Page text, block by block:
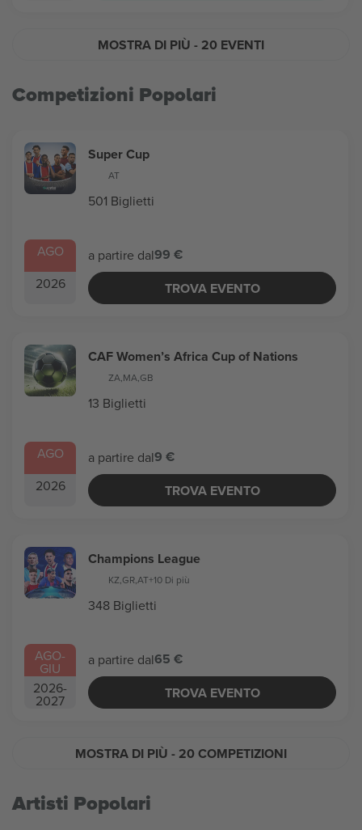
MOSTRA DI PIÙ - 20 EVENTI
Competizioni Popolari
AGO
2026
Super Cup
AT
501 Biglietti
a partire dal99 €
TROVA EVENTO
AGO
2026
CAF Women’s Africa Cup of Nations
ZA,MA,GB
13 Biglietti
a partire dal9 €
TROVA EVENTO
AGO-
GIU
2026-
2027
Champions League
KZ,GR,AT+10 Di più
348 Biglietti
a partire dal65 €
TROVA EVENTO
MOSTRA DI PIÙ - 20 COMPETIZIONI
Artisti Popolari